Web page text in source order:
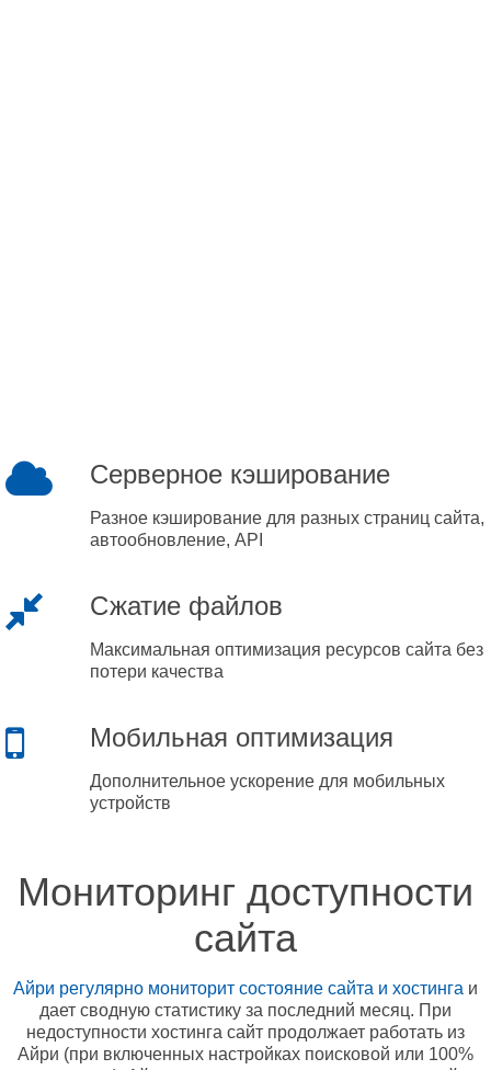
Серверное кэширование
Разное кэширование для разных страниц сайта,
автообновление, API
Сжатие файлов
Максимальная оптимизация ресурсов сайта без
потери качества
Мобильная оптимизация
Дополнительное ускорение для мобильных
устройств
Мониторинг доступности
сайта
Айри регулярно мониторит состояние сайта и хостинга и
дает сводную статистику за последний месяц. При
недоступности хостинга сайт продолжает работать из
Айри (при включенных настройках поисковой или 100%